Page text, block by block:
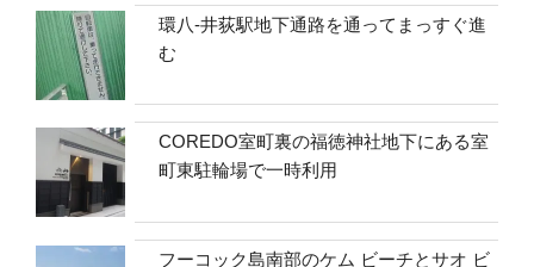
環八-井荻駅地下通路を通ってまっすぐ進
む
COREDO室町裏の福徳神社地下にある室
町東駐輪場で一時利用
フーコック島南部のケム ビーチとサオ ビ